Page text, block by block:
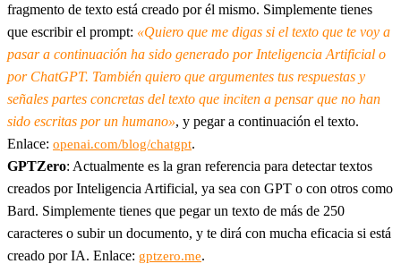
fragmento de texto está creado por él mismo. Simplemente tienes
que escribir el prompt: «Quiero que me digas si el texto que te voy a
pasar a continuación ha sido generado por Inteligencia Artificial o
por ChatGPT. También quiero que argumentes tus respuestas y
señales partes concretas del texto que inciten a pensar que no han
sido escritas por un humano», y pegar a continuación el texto.
Enlace: openai.com/blog/chatgpt.
GPTZero: Actualmente es la gran referencia para detectar textos
creados por Inteligencia Artificial, ya sea con GPT o con otros como
Bard. Simplemente tienes que pegar un texto de más de 250
caracteres o subir un documento, y te dirá con mucha eficacia si está
creado por IA. Enlace: gptzero.me.